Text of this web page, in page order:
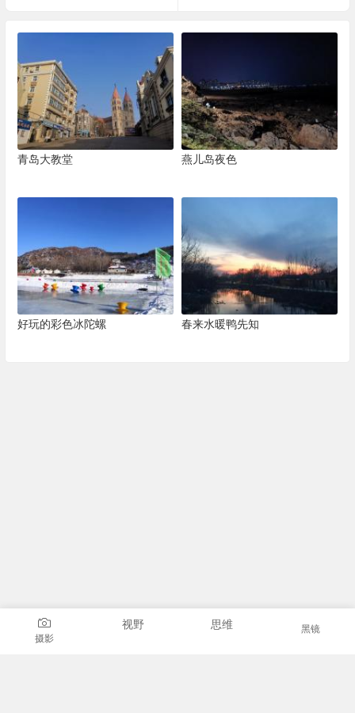
青岛大教堂 燕儿岛夜色
好玩的彩色冰陀螺 春来水暖鸭先知
摄影
视野 思维 黑镜